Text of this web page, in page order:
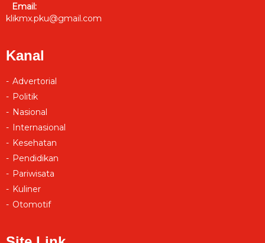
Email:
klikmx.pku@gmail.com
Kanal
Advertorial
Politik
Nasional
Internasional
Kesehatan
Pendidikan
Pariwisata
Kuliner
Otomotif